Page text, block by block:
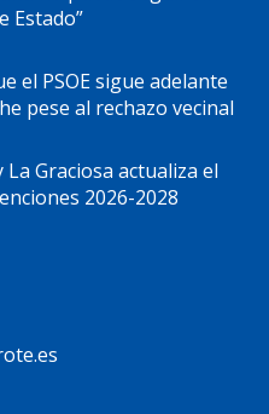
Estado”
el PSOE sigue adelante
pese al rechazo vecinal
Graciosa actualiza el
2026-2028